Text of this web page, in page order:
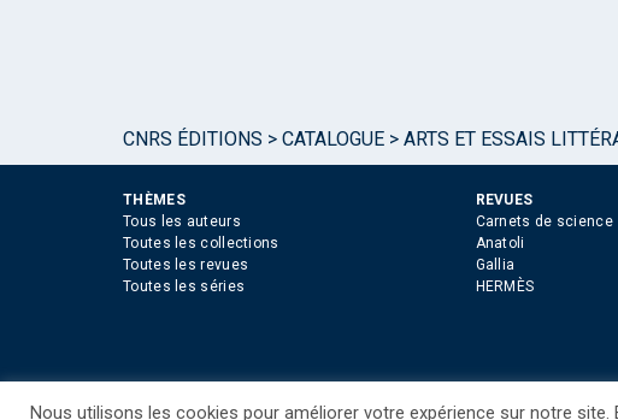
CNRS ÉDITIONS > CATALOGUE > ARTS ET ESSAIS
THÈMES
Tous les auteurs
Toutes les collections
Toutes les revues
Toutes les séries
REVUES
Carnets de science
Anatoli
Gallia
HERMÈS
Nous utilisons les cookies pour améliorer votre expérience sur notre